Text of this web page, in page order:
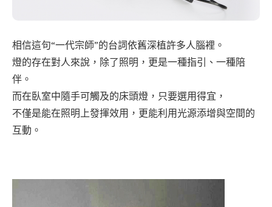
相信這句“一代宗師”的台詞依舊深植許多人腦裡。
燈的存在對人來說，除了照明，更是一種指引、一種陪
伴。
而在臥室中隨手可觸及的床頭燈，只要選用得宜，
不僅是能在照明上發揮效用，更能利用光源添增與空間的
互動。